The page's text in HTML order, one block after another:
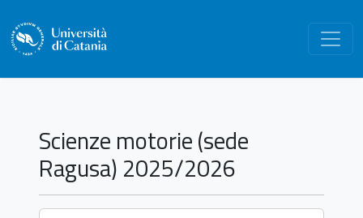
Scienze motorie (sede
Ragusa) 2025/2026